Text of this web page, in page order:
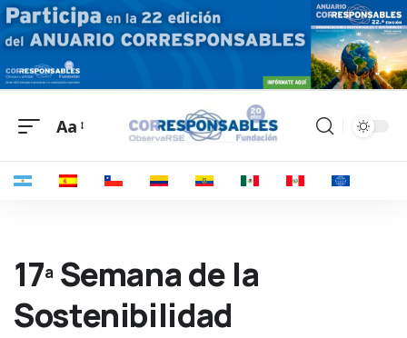
Aa
17ª Semana de la
Sostenibilidad